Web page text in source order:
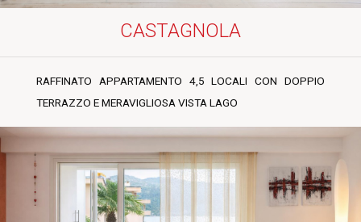
CASTAGNOLA
RAFFINATO APPARTAMENTO 4,5 LOCALI CON DOPPIO
TERRAZZO E MERAVIGLIOSA VISTA LAGO